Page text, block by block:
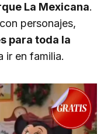
La Mexicana.
personajes,
para toda la
ir en familia.